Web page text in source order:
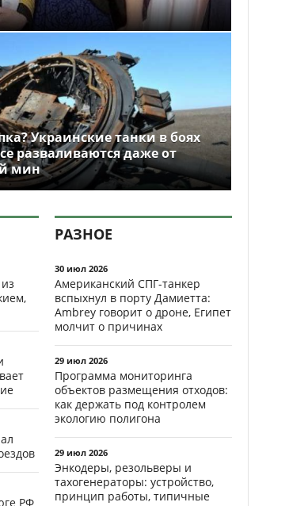
Украинские танки в боях
разваливаются даже от
мин
РФ
РАЗНОЕ
30 июл 2026
Американский СПГ-танкер
вспыхнул в порту Дамиетта:
Ambrey говорит о дроне, Египет
молчит о причинах
29 июл 2026
Программа мониторинга
объектов размещения отходов:
как держать под контролем
экологию полигона
29 июл 2026
Энкодеры, резольверы и
тахогенераторы: устройство,
принцип работы, типичные